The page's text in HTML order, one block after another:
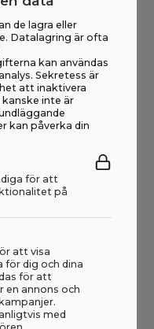
16 TB
Separator 2000
de lagra eller
Datalagring är ofta
kan användas
Sekretess är
att inaktivera
inte är
kan påverka din
för att
på
att visa
för dig och dina
för att
en annons och
med